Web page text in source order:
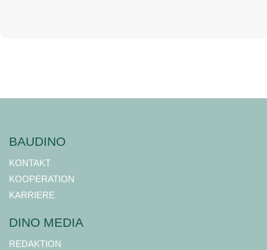
BAUDINO
KONTAKT
KOOPERATION
KARRIERE
DINO MEDIA
REDAKTION